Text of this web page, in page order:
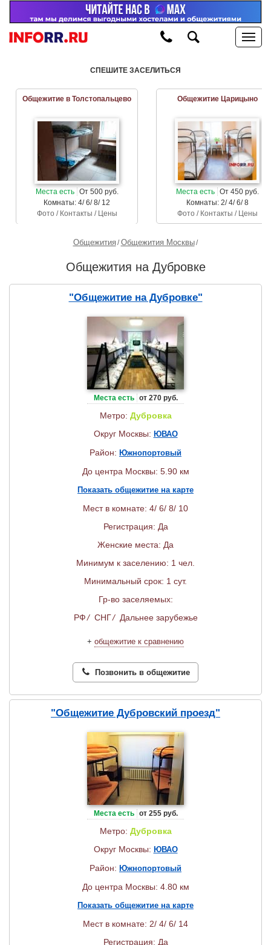
СПЕШИТЕ ЗАСЕЛИТЬСЯ
Общежитие в Толстопальцево
Места есть От 500 руб.
Комнаты: 4/ 6/ 8/ 12
Фото / Контакты / Цены
Общежитие Царицыно
Места есть От 450 руб.
Комнаты: 2/ 4/ 6/ 8
Фото / Контакты / Цены
Общежития Общежития Москвы
Общежития на Дубровке
"Общежитие на Дубровке"
Места есть от 270 руб.
Метро: Дубровка
Округ Москвы: ЮВАО
Район: Южнопортовый
До центра Москвы: 5.90 км
Показать общежитие на карте
Мест в комнате: 4/ 6/ 8/ 10
Регистрация: Да
Женские места: Да
Минимум к заселению: 1 чел.
Минимальный срок: 1 сут.
Гр-во заселяемых:
РФ/ СНГ/ Дальнее зарубежье
+ общежитие к сравнению
Позвонить в общежитие
"Общежитие Дубровский проезд"
Места есть от 255 руб.
Метро: Дубровка
Округ Москвы: ЮВАО
Район: Южнопортовый
До центра Москвы: 4.80 км
Показать общежитие на карте
Мест в комнате: 2/ 4/ 6/ 14
Регистрация: Да